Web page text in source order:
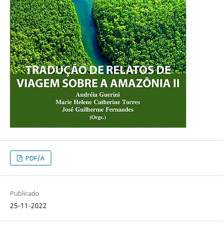
PDF/A
Publicado
25-11-2022